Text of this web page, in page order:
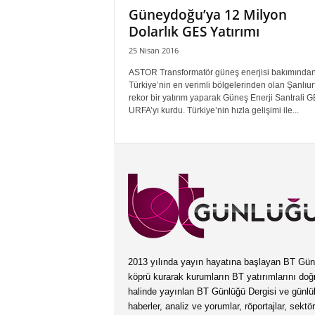
Güneydoğu’ya 12 Milyon
Dolarlık GES Yatırımı
25 Nisan 2016
ASTOR Transformatör güneş enerjisi bakımından
Türkiye’nin en verimli bölgelerinden olan
rekor bir yatırım yaparak Güneş Enerji Santrali
URFA’yı kurdu. Türkiye’nin hızla gelişimi ile...
2013 yılında yayın hayatına başlayan BT
köprü kurarak kurumların BT yatırımlarını
halinde yayınlan BT Günlüğü Dergisi ve
haberler, analiz ve yorumlar, röportajlar,